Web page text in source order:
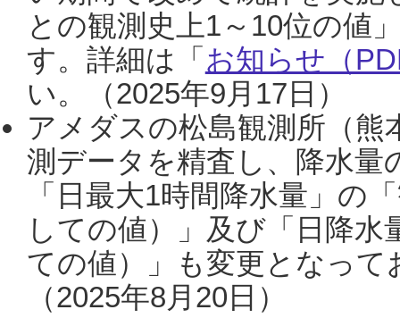
との観測史上1～10位の値
す。詳細は「 お知らせ（
い。（2025年9月17日）
アメダスの松島観測所（熊
測データを精査し、降水
「日最大1時間降水量」の
しての値）」及び「日降
ての値）」も変更となっ
（2025年8月20日）